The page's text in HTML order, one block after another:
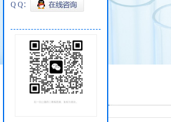
产品展厅
Q Q：